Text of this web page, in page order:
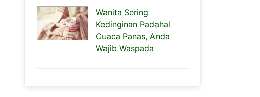
Wanita Sering
Kedinginan Padahal
Cuaca Panas, Anda
Wajib Waspada